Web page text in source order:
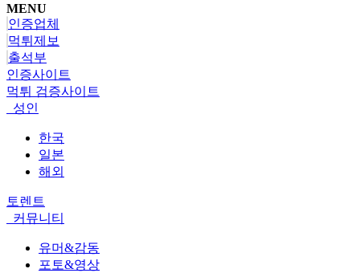
MENU
인증업체
먹튀제보
출석부
인증사이트
먹튀 검증사이트
성인
한국
일본
해외
토렌트
커뮤니티
유머&감동
포토&영상